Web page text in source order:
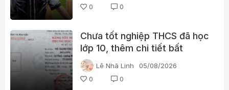
0
0
Chưa tốt nghiệp THCS đã học
lớp 10, thêm chi tiết bất
thường trong học bạ một lãnh
đạo xã ở Quảng Trị
Lê Nhã Linh
05/08/2026
0
0